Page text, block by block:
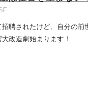
招聘されたけど、自分の
改造劇始まります！